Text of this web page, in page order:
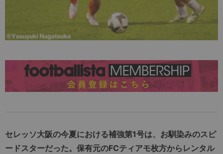
セレッソ大阪の今夏における補強第1号は、お馴染みのスピ
ードスターだった。保有元のFCティアモ枚方からレンタル